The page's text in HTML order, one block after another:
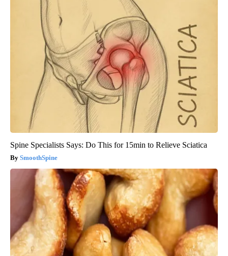
Spine Specialists Says: Do This for 15min to Relieve Sciatica
SmoothSpine